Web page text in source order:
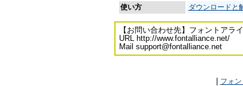
使い方
ダウンロードと
【お問い合わせ先】フォントアラ
URL http://www.fontalliance.net/
Mail support@fontalliance.net
フォ